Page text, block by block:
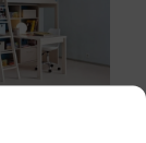
5 de 5
y